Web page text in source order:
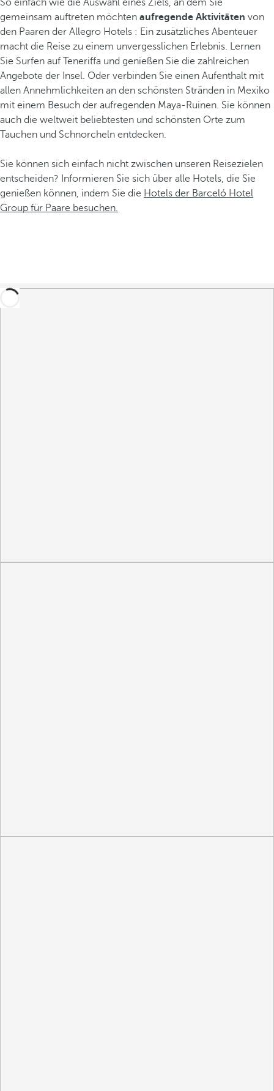
So einfach wie die Auswahl eines Ziels, an dem Sie
gemeinsam auftreten möchten aufregende Aktivitäten von
den Paaren der Allegro Hotels : Ein zusätzliches Abenteuer
macht die Reise zu einem unvergesslichen Erlebnis. Lernen
Sie Surfen auf Teneriffa und genießen Sie die zahlreichen
Angebote der Insel. Oder verbinden Sie einen Aufenthalt mit
allen Annehmlichkeiten an den schönsten Stränden in Mexiko
mit einem Besuch der aufregenden Maya-Ruinen. Sie können
auch die weltweit beliebtesten und schönsten Orte zum
Tauchen und Schnorcheln entdecken.
Sie können sich einfach nicht zwischen unseren Reisezielen
entscheiden? Informieren Sie sich über alle Hotels, die Sie
genießen können, indem Sie die Hotels der Barceló Hotel
Group für Paare besuchen.